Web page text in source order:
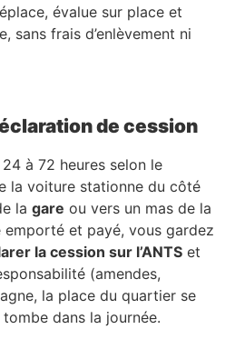
évalue sur place et
sans frais d’enlèvement ni
de cession
à 72 heures selon le
la voiture stationne du côté
la gare ou vers un mas de la
emporté et payé, vous gardez
la cession sur l’ANTS et
(amendes,
la place du quartier se
dans la journée.